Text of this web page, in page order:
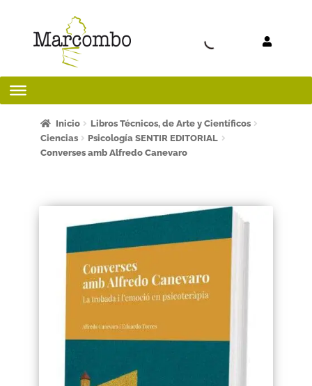
navegación
contenido
¡Bienvenido al apartado para profesores!
ART FRIDAY 2025
Artículos del blog
Black Friday 2025
Inicio
Libros Técnicos, de Arte y Científicos
Ciencias
Psicología SENTIR EDITORIAL
Converses amb Alfredo Canevaro